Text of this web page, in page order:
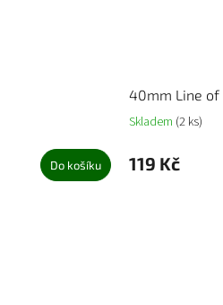
Do košíku
40mm Line of
Skladem (2 ks)
119 Kč